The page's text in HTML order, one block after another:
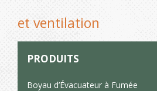
et ventilation
PRODUITS
Boyau d’Évacuateur à Fumée